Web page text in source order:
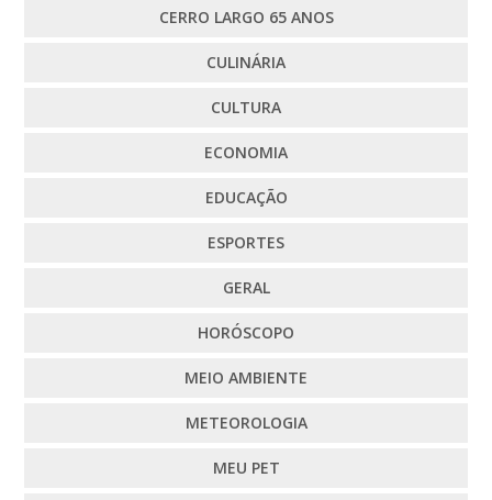
CERRO LARGO 65 ANOS
CULINÁRIA
CULTURA
ECONOMIA
EDUCAÇÃO
ESPORTES
GERAL
HORÓSCOPO
MEIO AMBIENTE
METEOROLOGIA
MEU PET